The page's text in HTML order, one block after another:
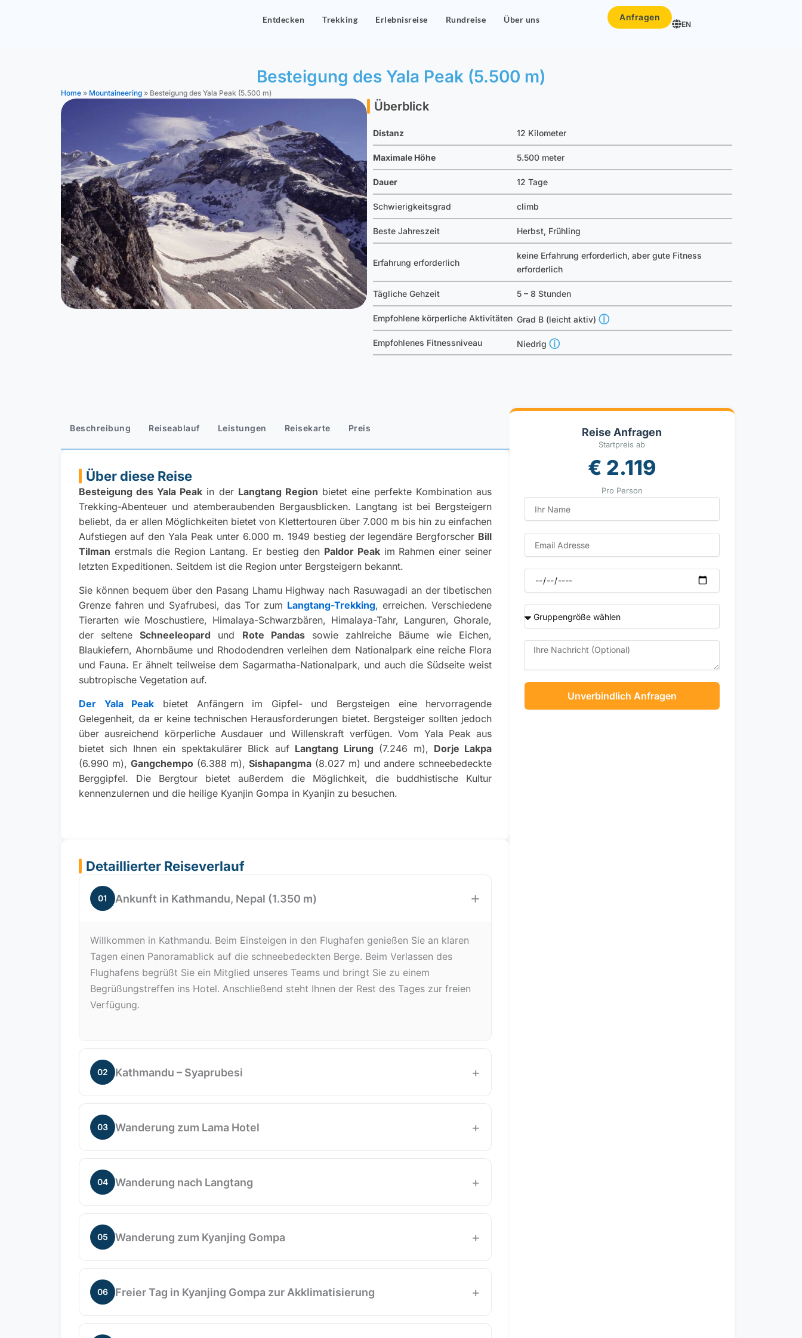
Entdecken Trekking Erlebnisreise Rundreise Über uns Anfragen
EN
Besteigung des Yala Peak (5.500 m)
Home » Mountaineering » Besteigung des Yala Peak (5.500 m)
Überblick
Distanz 12 Kilometer
Maximale Höhe 5.500 meter
Dauer 12 Tage
Schwierigkeitsgrad climb
Beste Jahreszeit Herbst, Frühling
Erfahrung erforderlich
keine Erfahrung erforderlich, aber gute Fitness
erforderlich
Tägliche Gehzeit 5 – 8 Stunden
Empfohlene körperliche Aktivitäten Grad B (leicht aktiv) ⓘ
Empfohlenes Fitnessniveau Niedrig ⓘ
Beschreibung Reiseablauf Leistungen Reisekarte Preis
Über diese Reise
Besteigung des Yala Peak in der Langtang Region bietet eine perfekte Kombination aus
Trekking-Abenteuer und atemberaubenden Bergausblicken. Langtang ist bei Bergsteigern
beliebt, da er allen Möglichkeiten bietet von Klettertouren über 7.000 m bis hin zu einfachen
Aufstiegen auf den Yala Peak unter 6.000 m. 1949 bestieg der legendäre Bergforscher Bill
Tilman erstmals die Region Lantang. Er bestieg den Paldor Peakim Rahmen einer seiner
letzten Expeditionen. Seitdem ist die Region unter Bergsteigern bekannt.
Sie können bequem über den Pasang Lhamu Highway nach Rasuwagadi an der tibetischen
Grenze fahren und Syafrubesi, das Tor zum Langtang-Trekking, erreichen. Verschiedene
Tierarten wie Moschustiere, Himalaya-Schwarzbären, Himalaya-Tahr, Languren, Ghorale,
der selteneSchneeleopard und Rote Pandassowie zahlreiche Bäume wie Eichen,
Blaukiefern, Ahornbäume und Rhododendren verleihen dem Nationalpark eine reiche Flora
und Fauna. Er ähnelt teilweise dem Sagarmatha-Nationalpark, und auch die Südseite weist
subtropische Vegetation auf.
Der Yala Peak bietet Anfängern im Gipfel- und Bergsteigen eine hervorragende
Gelegenheit, da er keine technischen Herausforderungen bietet. Bergsteiger sollten jedoch
über ausreichend körperliche Ausdauer und Willenskraft verfügen. Vom Yala Peak aus
bietet sich Ihnen ein spektakulärer Blick auf Langtang Lirung (7.246 m), Dorje Lakpa
(6.990 m), Gangchempo(6.388 m), Sishapangma(8.027 m) und andere schneebedeckte
Berggipfel. Die Bergtour bietet außerdem die Möglichkeit, die buddhistische Kultur
kennenzulernen und die heilige Kyanjin Gompa in Kyanjin zu besuchen.
Detaillierter Reiseverlauf
01 Ankunft in Kathmandu, Nepal (1.350 m) ×
Willkommen in Kathmandu. Beim Einsteigen in den Flughafen genießen Sie an klaren
Tagen einen Panoramablick auf die schneebedeckten Berge. Beim Verlassen des
Flughafens begrüßt Sie ein Mitglied unseres Teams und bringt Sie zu einem
Begrüßungstreffen ins Hotel. Anschließend steht Ihnen der Rest des Tages zur freien
Verfügung.
02 Kathmandu – Syaprubesi +
Sie die wunderschöne Landschaft, bevor die langen Wandertage beginnen.
03 Wanderung zum Lama Hotel +
Langtang Khola entlang wandern und durch ein Dorf kommen.
04 Wanderung nach Langtang +
Ghodatabela trennt sich der Weg vom ersten. Wir machen eine Mittagspause im
Thangsyep, bevor wir nach Langtang weiterreisen.
05 Wanderung zum Kyanjing Gompa +
mehrere Bäche, bis wir die Siedlung Kyangjin Gompa erreichen. Dort gibt es ein
kleines Kloster und eine Käserei. Der heutige Tag bietet auch tolle Fotomomente.
06 Freier Tag in Kyanjing Gompa zur Akklimatisierung +
Reise Anfragen
Startpreis ab
€ 2.119
Pro Person
Size
Message
Unverbindlich Anfragen